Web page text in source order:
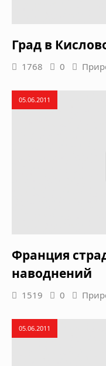
Град в
1768 0
05.06.2011
Франция
наводнений
1519 0
05.06.2011